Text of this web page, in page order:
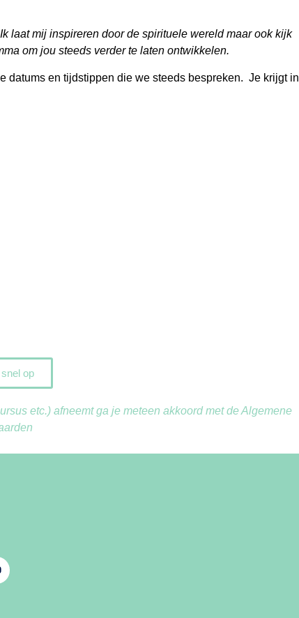
Ik laat mij inspireren door de spirituele wereld maar ook kijk
om jou steeds verder te laten ontwikkelen.
datums en tijdstippen die we steeds bespreken. Je krijgt in
op
etc.) afneemt ga je meteen akkoord met deAlgemene